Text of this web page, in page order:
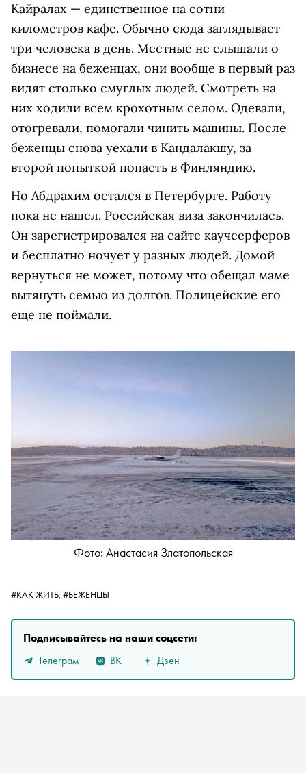
Кайралах — единственное на сотни
километров кафе. Обычно сюда заглядывает
три человека в день. Местные не слышали о
бизнесе на беженцах, они вообще в первый раз
видят столько смуглых людей. Смотреть на
них ходили всем крохотным селом. Одевали,
отогревали, помогали чинить машины. После
беженцы снова уехали в Кандалакшу, за
второй попыткой попасть в Финляндию.
Но Абдрахим остался в Петербурге. Работу
пока не нашел. Российская виза закончилась.
Он зарегистрировался на сайте каучсерферов
и бесплатно ночует у разных людей. Домой
вернуться не может, потому что обещал маме
вытянуть семью из долгов. Полицейские его
еще не поймали.
Фото: Анастасия Златопольская
#КАК ЖИТЬ, #БЕЖЕНЦЫ
Подписывайтесь на наши соцсети:
Телеграм
ВК Дзен